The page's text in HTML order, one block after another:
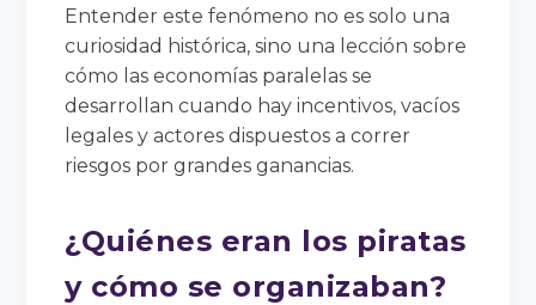
Entender este fenómeno no es solo una
curiosidad histórica, sino una lección sobre
cómo las economías paralelas se
desarrollan cuando hay incentivos, vacíos
legales y actores dispuestos a correr
riesgos por grandes ganancias.
¿Quiénes eran los piratas
y cómo se organizaban?